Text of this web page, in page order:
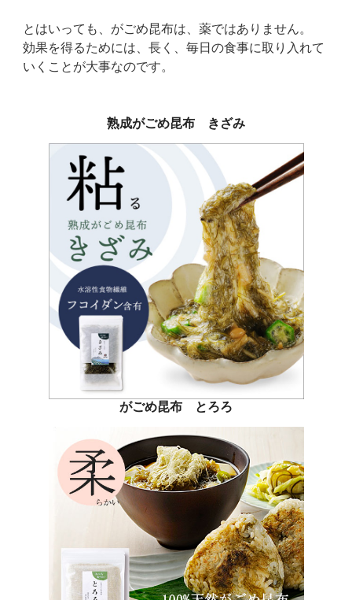
とはいっても、がごめ昆布は、薬ではありません。
効果を得るためには、長く、毎日の食事に取り入れて
いくことが大事なのです。
熟成がごめ昆布 きざみ
がごめ昆布 とろろ